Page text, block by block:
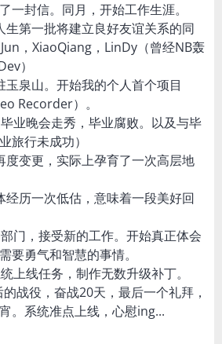
一封信。同月，开始工作生涯。
生第一批将建立良好友谊关系的同
，XiaoQiang，LinDy（曾经NB轰
）
玉泉山。开始我的个人首个项目
Recorder）。
业晚会走秀，毕业腐败。以及与毕
旅行未成功）
度变更，实际上孕育了一次高层地
经历一次低估，意味着一段美好回
门，接受新的工作。开始真正体会
要勇气和智慧的事情。
上线任务，制作无数升级补丁。
战役，奋战20天，最后一个礼拜，
。系统准点上线，心慰ing...